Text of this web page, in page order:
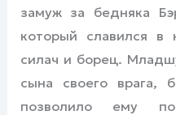
замуж за бедняка
который славился в
силач и борец.
сына своего врага,
позволило ему